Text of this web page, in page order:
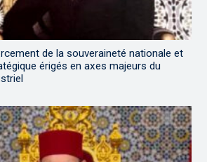
de la souveraineté nationale et
érigés en axes majeurs du